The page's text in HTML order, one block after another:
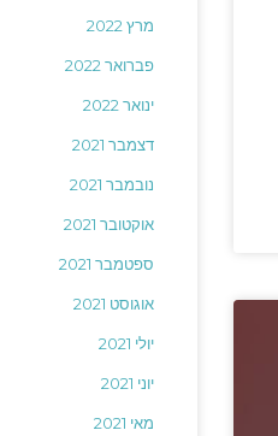
מרץ 2022
פברואר 2022
ינואר 2022
דצמבר 2021
נובמבר 2021
אוקטובר 2021
ספטמבר 2021
אוגוסט 2021
יולי 2021
יוני 2021
מאי 2021